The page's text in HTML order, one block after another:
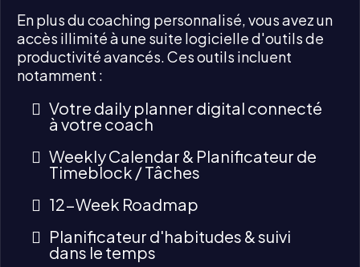
En plus du coaching personnalisé, vous avez un
accès illimité à une suite logicielle d'outils de
productivité avancés. Ces outils incluent
notamment :
Votre daily planner digital connecté
à votre coach
Weekly Calendar & Planificateur de
Timeblock / Tâches
12-Week Roadmap
Planificateur d'habitudes & suivi
dans le temps